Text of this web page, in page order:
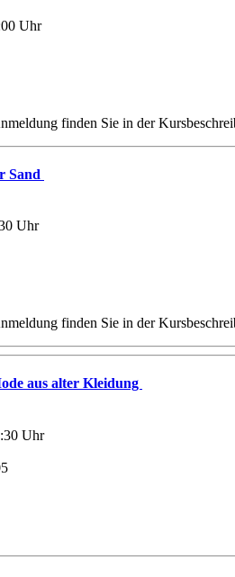
Uhr
finden Sie in der
Sand
Uhr
finden Sie in der
aus alter Kleidung
Uhr